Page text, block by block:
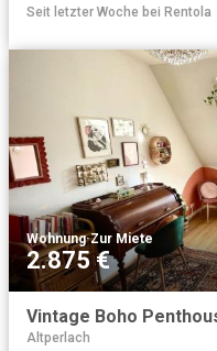
Seit letzter Woche bei Rentola
Wohnung·Zur Miete
2.875 €
Altperlach